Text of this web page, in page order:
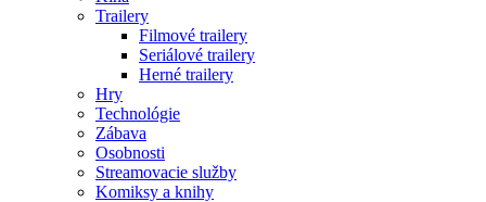
Trailery
Filmové trailery
Seriálové trailery
Herné trailery
Hry
Technológie
Zábava
Osobnosti
Streamovacie služby
Komiksy a knihy